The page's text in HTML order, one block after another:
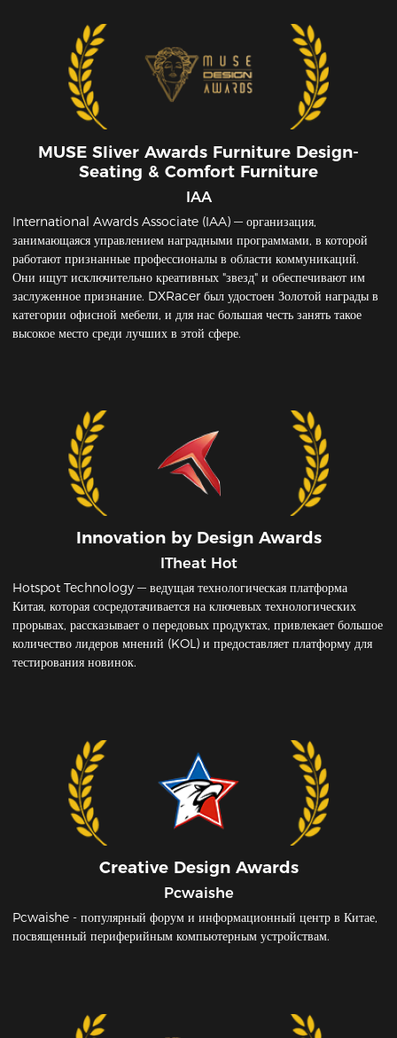
MUSE SIiver Awards Furniture Design-
Seating & Comfort Furniture
IAA
International Awards Associate (IAA) — организация,
занимающаяся управлением наградными программами, в которой
работают признанные профессионалы в области коммуникаций.
Они ищут исключительно креативных "звезд" и обеспечивают им
заслуженное признание. DXRacer был удостоен Золотой награды в
категории офисной мебели, и для нас большая честь занять такое
высокое место среди лучших в этой сфере.
Innovation by Design Awards
ITheat Hot
Hotspot Technology — ведущая технологическая платформа
Китая, которая сосредотачивается на ключевых технологических
прорывах, рассказывает о передовых продуктах, привлекает большое
количество лидеров мнений (KOL) и предоставляет платформу для
тестирования новинок.
Creative Design Awards
Pcwaishe
Pcwaishe - популярный форум и информационный центр в Китае,
посвященный периферийным компьютерным устройствам.